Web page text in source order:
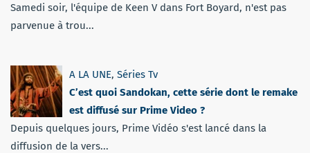
Samedi soir, l'équipe de Keen V dans Fort Boyard, n'est pas
parvenue à trou...
A LA UNE, Séries Tv
C’est quoi Sandokan, cette série dont le remake
est diffusé sur Prime Video ?
Depuis quelques jours, Prime Vidéo s'est lancé dans la
diffusion de la vers...